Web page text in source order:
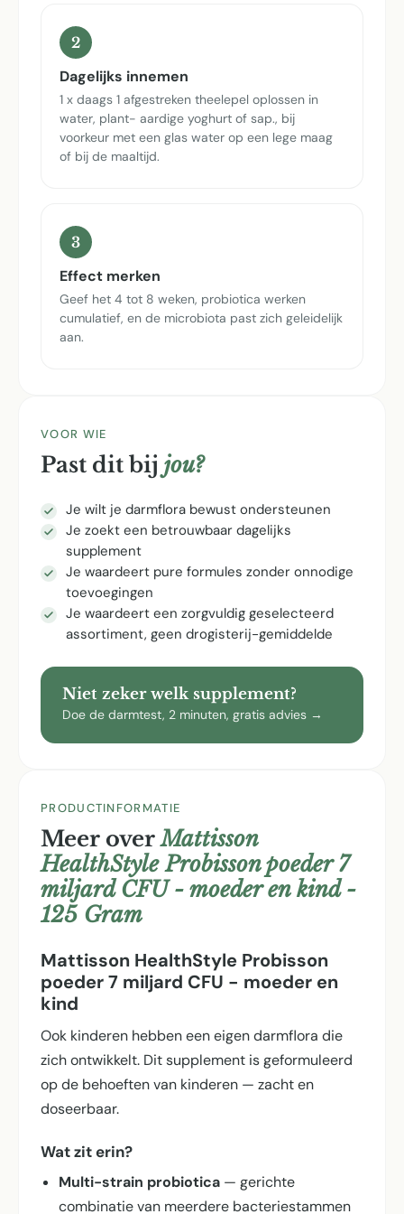
2
Dagelijks innemen
1 x daags 1 afgestreken theelepel oplossen in
water, plant- aardige yoghurt of sap., bij
voorkeur met een glas water op een lege maag
of bij de maaltijd.
3
Effect merken
Geef het 4 tot 8 weken, probiotica werken
cumulatief, en de microbiota past zich geleidelijk
aan.
VOOR WIE
Past dit bij jou?
Je wilt je darmflora bewust ondersteunen
Je zoekt een betrouwbaar dagelijks
supplement
Je waardeert pure formules zonder onnodige
toevoegingen
Je waardeert een zorgvuldig geselecteerd
assortiment, geen drogisterij-gemiddelde
Niet zeker welk supplement?
Doe de darmtest, 2 minuten, gratis advies →
PRODUCTINFORMATIE
Meer overMattisson
HealthStyle Probisson poeder 7
miljard CFU - moeder en kind -
125 Gram
Mattisson HealthStyle Probisson
poeder 7 miljard CFU - moeder en
kind
Ook kinderen hebben een eigen darmflora die
zich ontwikkelt. Dit supplement is geformuleerd
op de behoeften van kinderen — zacht en
doseerbaar.
Wat zit erin?
Multi-strain probiotica — gerichte
combinatie van meerdere bacteriestammen